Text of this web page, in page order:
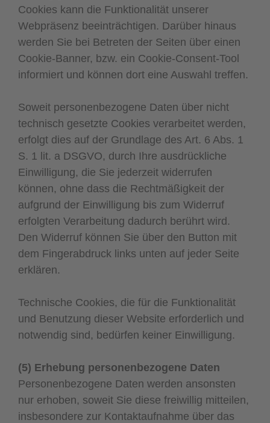
Cookies kann die Funktionalität unserer
Webpräsenz beeinträchtigen. Darüber hinaus
werden Sie bei Betreten der Seiten über einen
Cookie-Banner, bzw. ein Cookie-Consent-Tool
informiert und können dort eine Auswahl treffen.
Soweit personenbezogene Daten über nicht
technisch gesetzte Cookies verarbeitet werden,
erfolgt dies auf der Grundlage des Art. 6 Abs. 1
S. 1 lit. a DSGVO, durch Ihre ausdrückliche
Einwilligung, die Sie jederzeit widerrufen
können, ohne dass die Rechtmäßigkeit der
aufgrund der Einwilligung bis zum Widerruf
erfolgten Verarbeitung dadurch berührt wird.
Den Widerruf können Sie über den Button mit
dem Fingerabdruck links unten auf jeder Seite
erklären.
Technische Cookies, die für die Funktionalität
und Benutzung dieser Website erforderlich und
notwendig sind, bedürfen keiner Einwilligung.
(5) Erhebung personenbezogene Daten
Personenbezogene Daten werden ansonsten
nur erhoben, soweit Sie diese freiwillig mitteilen,
insbesondere zur Kontaktaufnahme über das